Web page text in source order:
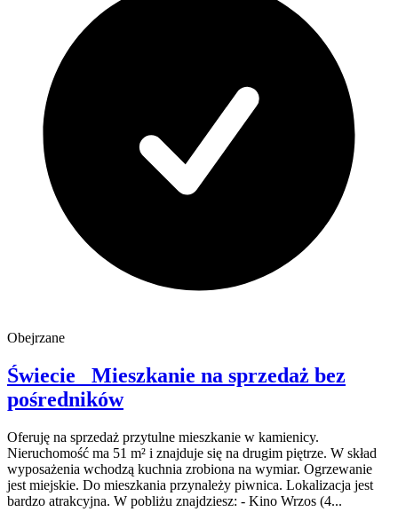
Obejrzane
Świecie Mieszkanie na sprzedaż bez
pośredników
Oferuję na sprzedaż przytulne mieszkanie w kamienicy.
Nieruchomość ma 51 m² i znajduje się na drugim piętrze. W skład
wyposażenia wchodzą kuchnia zrobiona na wymiar. Ogrzewanie
jest miejskie. Do mieszkania przynależy piwnica. Lokalizacja jest
bardzo atrakcyjna. W pobliżu znajdziesz: - Kino Wrzos (4...